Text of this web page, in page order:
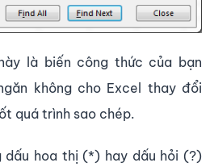
là biến công thức của bạn
không cho Excel thay đổi
quá trình sao chép.
dấu hoa thị (*) hay dấu hỏi (?)